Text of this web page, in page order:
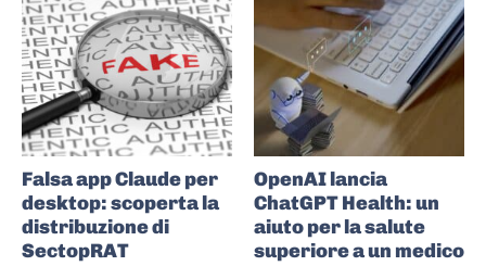
Falsa app Claude per
desktop: scoperta la
distribuzione di
SectopRAT
OpenAI lancia
ChatGPT Health: un
aiuto per la salute
superiore a un medico